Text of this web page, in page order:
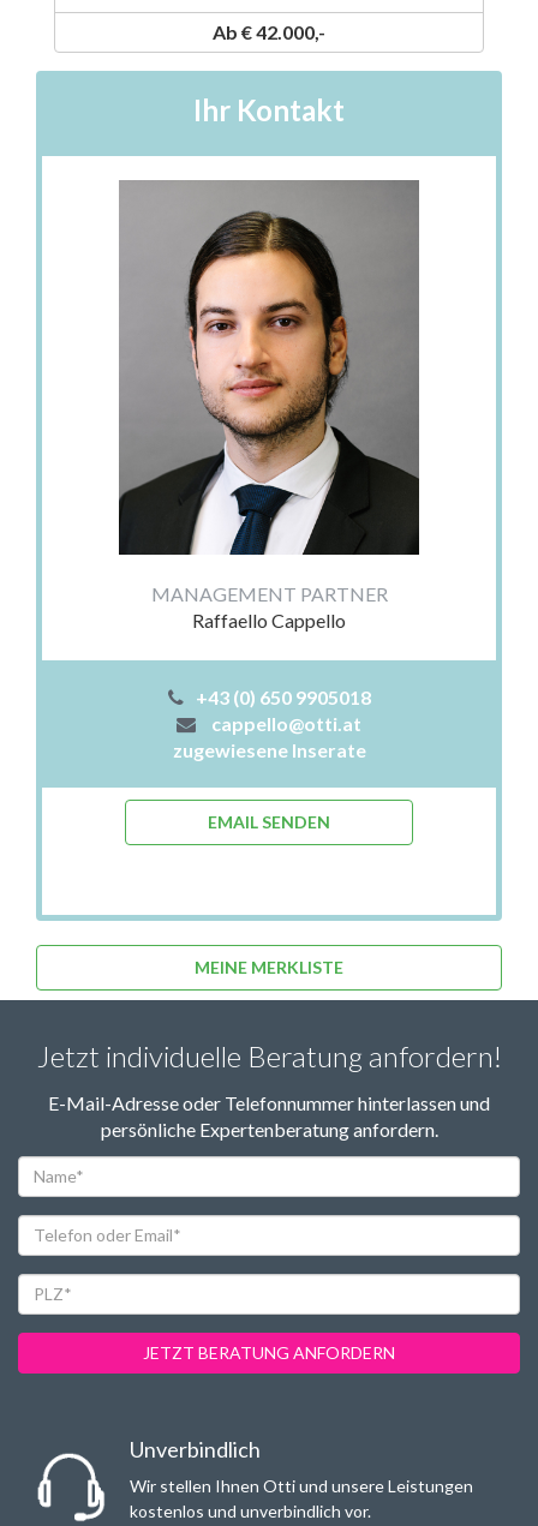
Ab € 42.000,-
Ihr Kontakt
MANAGEMENT PARTNER
Raffaello Cappello
+43 (0) 650 9905018
cappello@otti.at
zugewiesene Inserate
EMAIL SENDEN
MEINE MERKLISTE
Jetzt individuelle Beratung anfordern!
E-Mail-Adresse oder Telefonnummer hinterlassen und
persönliche Expertenberatung anfordern.
oder
Email*
JETZT BERATUNG ANFORDERN
Unverbindlich
Wir stellen Ihnen Otti und unsere Leistungen
kostenlos und unverbindlich vor.